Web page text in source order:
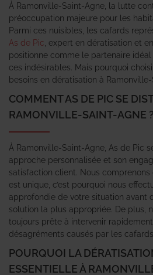
À Ramonville-Saint-Agne, la lutte
préoccupation majeure pour les
Parmi ces nuisibles, les cafards
As de Pic , expert en dératisation et
positionne comme le partenaire
ces indésirables. Mais pourquoi
besoins en dératisation à
COMMENT AS DE PIC SE
RAMONVILLE-SAINT-AGNE ?
À Ramonville-Saint-Agne, As de Pic
approche personnalisée et son
satisfaction client. Nous
est unique, c’est pourquoi nous
approfondie de votre situation avant
solution la plus appropriée. De plus,
toujours prête à intervenir
désagréments causés par les cafards.
POURQUOI LA
ESSENTIELLE À